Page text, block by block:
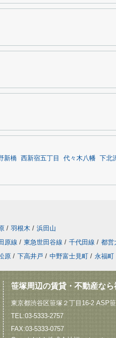
新橋 西新宿五丁目 代々木八幡 下北
/ 羽根木 / 浜田山
原線 / 東急世田谷線 / 千代田線 / 都営
原 / 下高井戸 / 中野富士見町 / 永福町
笹塚周辺の賃貸・不動産なら
東京都渋谷区笹塚２丁目16-2 ASP
TEL:03-5333-2757
FAX:03-5333-0757